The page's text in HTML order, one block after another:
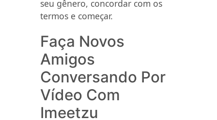
seu gênero, concordar com os
termos e começar.
Faça Novos
Amigos
Conversando Por
Vídeo Com
Imeetzu